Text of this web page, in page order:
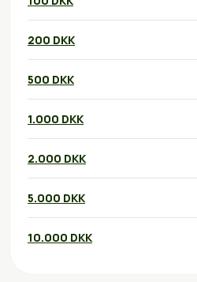
200 DKK
500 DKK
1.000 DKK
2.000 DKK
5.000 DKK
10.000 DKK